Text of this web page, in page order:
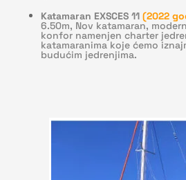
Katamaran EXSCES 11 (2022
6.50m, Nov katamaran,
konfor namenjen charter
katamaranima koje ćemo
budućim jedrenjima.